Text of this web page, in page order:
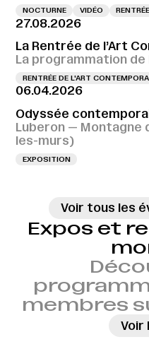
NOCTURNE VIDÉO
27.08.2026
La Rentrée de l’Art
La programmation de
RENTRÉE DE L'ART
06.04.2026
Odyssée
Luberon — Montagne
les-murs)
EXPOSITION
Voir tous les
Expos et
membres
Voir